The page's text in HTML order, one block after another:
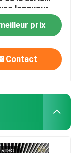
longueur
pour
de cuisine
prix
Contact